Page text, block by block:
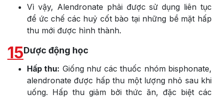
Vì vậy, Alendronate phải được sử dụng liên tục
để ức chế các huỷ cốt bào tại những bề mặt hấp
thu mới được hình thành.
15Dược động học
Hấp thu: Giống như các thuốc nhóm bisphonate,
alendronate được hấp thu một lượng nhỏ sau khi
uống. Hấp thu giảm bởi thức ăn, đặc biệt các